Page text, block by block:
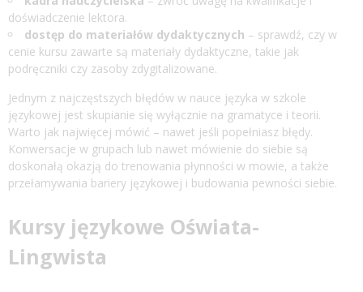
doświadczenie lektora.
dostęp do materiałów dydaktycznych – sprawdź, czy w
cenie kursu zawarte są materiały dydaktyczne, takie jak
podręczniki czy zasoby zdygitalizowane.
Jednym z najczęstszych błędów w nauce języka w szkole
językowej jest skupianie się wyłącznie na gramatyce i teorii.
Warto jak najwięcej mówić – nawet jeśli popełniasz błędy.
Konwersacje w grupach lub nawet mówienie do siebie są
doskonałą okazją do trenowania płynności w mowie, a także
przełamywania bariery językowej i budowania pewności siebie.
Kursy językowe Oświata-
Lingwista